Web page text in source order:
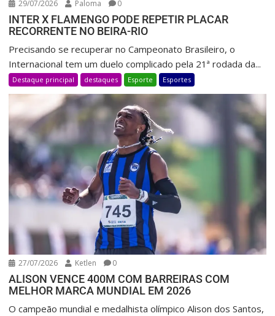
29/07/2026 Paloma 0
INTER X FLAMENGO PODE REPETIR PLACAR
RECORRENTE NO BEIRA-RIO
Precisando se recuperar no Campeonato Brasileiro, o
Internacional tem um duelo complicado pela 21ª rodada da...
Destaque principal destaques Esporte Esportes
27/07/2026 Ketlen 0
ALISON VENCE 400M COM BARREIRAS COM
MELHOR MARCA MUNDIAL EM 2026
O campeão mundial e medalhista olímpico Alison dos Santos,